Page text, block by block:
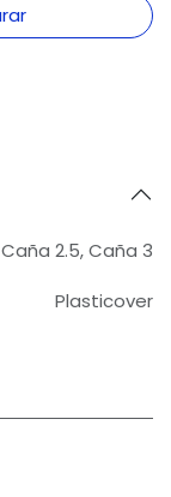
Caña 2.5,Caña 3
Plasticover